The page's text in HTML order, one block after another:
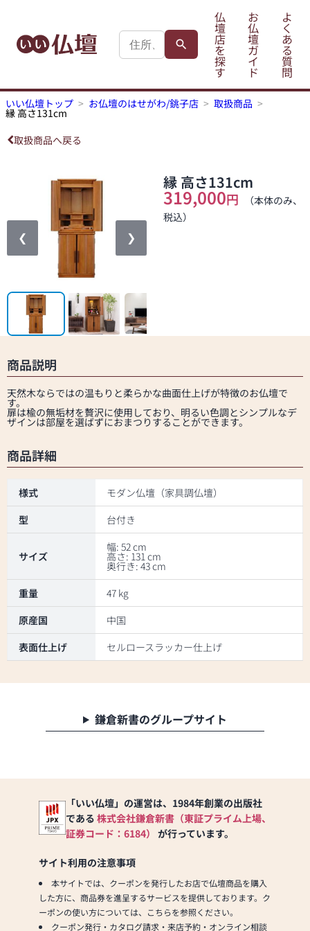
仏
壇
店
を
探
す
お
仏
壇
ガ
イ
ド
よ
く
あ
る
質
問
いい仏壇トップ お仏壇のはせがわ/銚子店 取扱商品
縁 高さ131cm
取扱商品へ戻る
❮ ❯
縁 高さ131cm
319,000円
（本体のみ、
税込）
商品説明
天然木ならではの温もりと柔らかな曲面仕上げが特徴のお仏壇で
す。
扉は楡の無垢材を贅沢に使用しており、明るい色調とシンプルなデ
ザインは部屋を選ばずにおまつりすることができます。
商品詳細
様式
モダン仏壇（家具調仏壇）
型
台付き
サイズ
幅: 52 cm
高さ: 131 cm
奥行き: 43 cm
重量
47 kg
原産国
中国
表面仕上げ
セルロースラッカー仕上げ
鎌倉新書のグループサイト
「いい仏壇」の運営は、1984年創業の出版社
である 株式会社鎌倉新書（東証プライム上場、
証券コード：6184） が行っています。
サイト利用の注意事項
本サイトでは、クーポンを発行したお店で仏壇商品を購入
した方に、商品券を進呈するサービスを提供しております。ク
ーポンの使い方については、こちらを参照ください。
クーポン発行・カタログ請求・来店予約・オンライン相談